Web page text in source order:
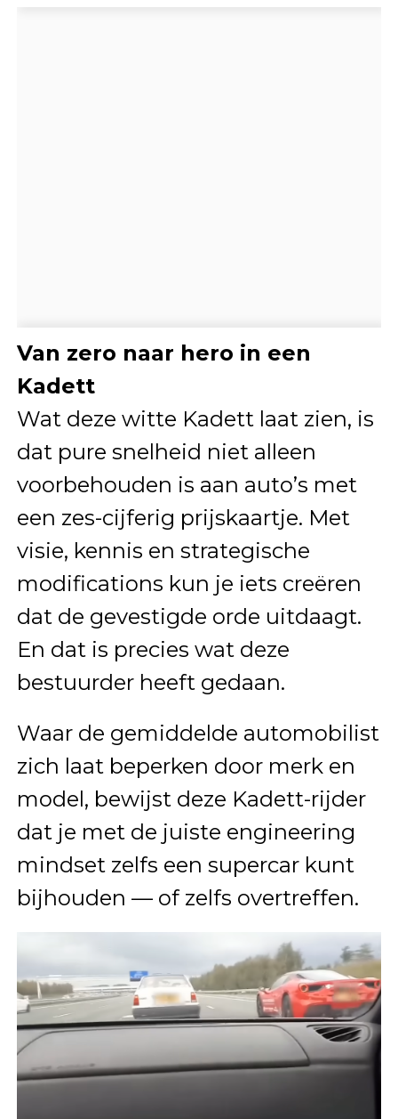
Van zero naar hero in een
Kadett
Wat deze witte Kadett laat zien, is
dat pure snelheid niet alleen
voorbehouden is aan auto’s met
een zes-cijferig prijskaartje. Met
visie, kennis en strategische
modifications kun je iets creëren
dat de gevestigde orde uitdaagt.
En dat is precies wat deze
bestuurder heeft gedaan.
Waar de gemiddelde automobilist
zich laat beperken door merk en
model, bewijst deze Kadett-rijder
dat je met de juiste engineering
mindset zelfs een supercar kunt
bijhouden — of zelfs overtreffen.